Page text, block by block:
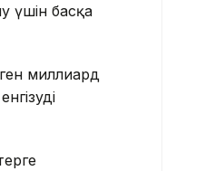
үшін басқа
миллиард